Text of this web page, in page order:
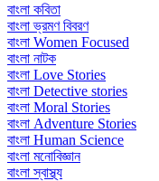
বাংলা কবিতা
বাংলা ভ্রমণ বিবরণ
বাংলা Women Focused
বাংলা নাটক
বাংলা Love Stories
বাংলা Detective stories
বাংলা Moral Stories
বাংলা Adventure Stories
বাংলা Human Science
বাংলা মনোবিজ্ঞান
বাংলা স্বাস্থ্য